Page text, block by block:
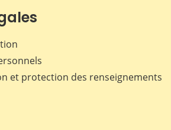
et protection des renseignements